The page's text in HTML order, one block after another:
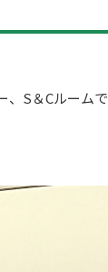
、S＆Cルームで